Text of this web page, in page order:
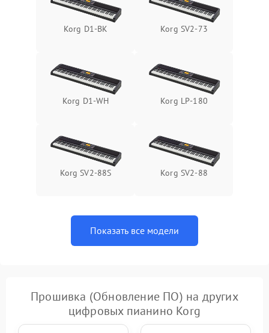
Korg D1-BK Korg SV2-73
Korg D1-WH Korg LP-180
Korg SV2-88S Korg SV2-88
Показать все модели
Прошивка (Обновление ПО) на других
цифровых пианино Korg